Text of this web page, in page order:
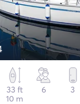
33 ft
10 m
6 3